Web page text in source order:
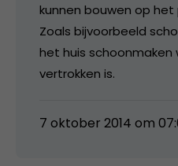
kunnen bouwen op
Zoals bijvoorbeeld
het huis
vertrokken is.
7 oktober 2014 om